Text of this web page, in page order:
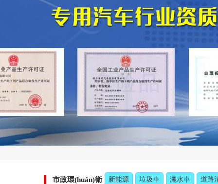
市政環(huán)衛
新能源 垃圾車 灑水車 道路